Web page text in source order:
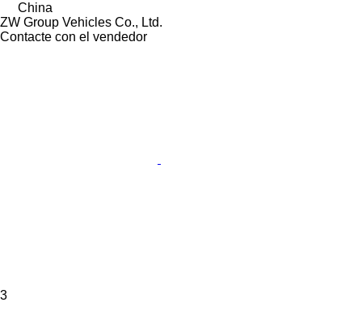
China
ZW Group Vehicles Co., Ltd.
Contacte con el vendedor
3